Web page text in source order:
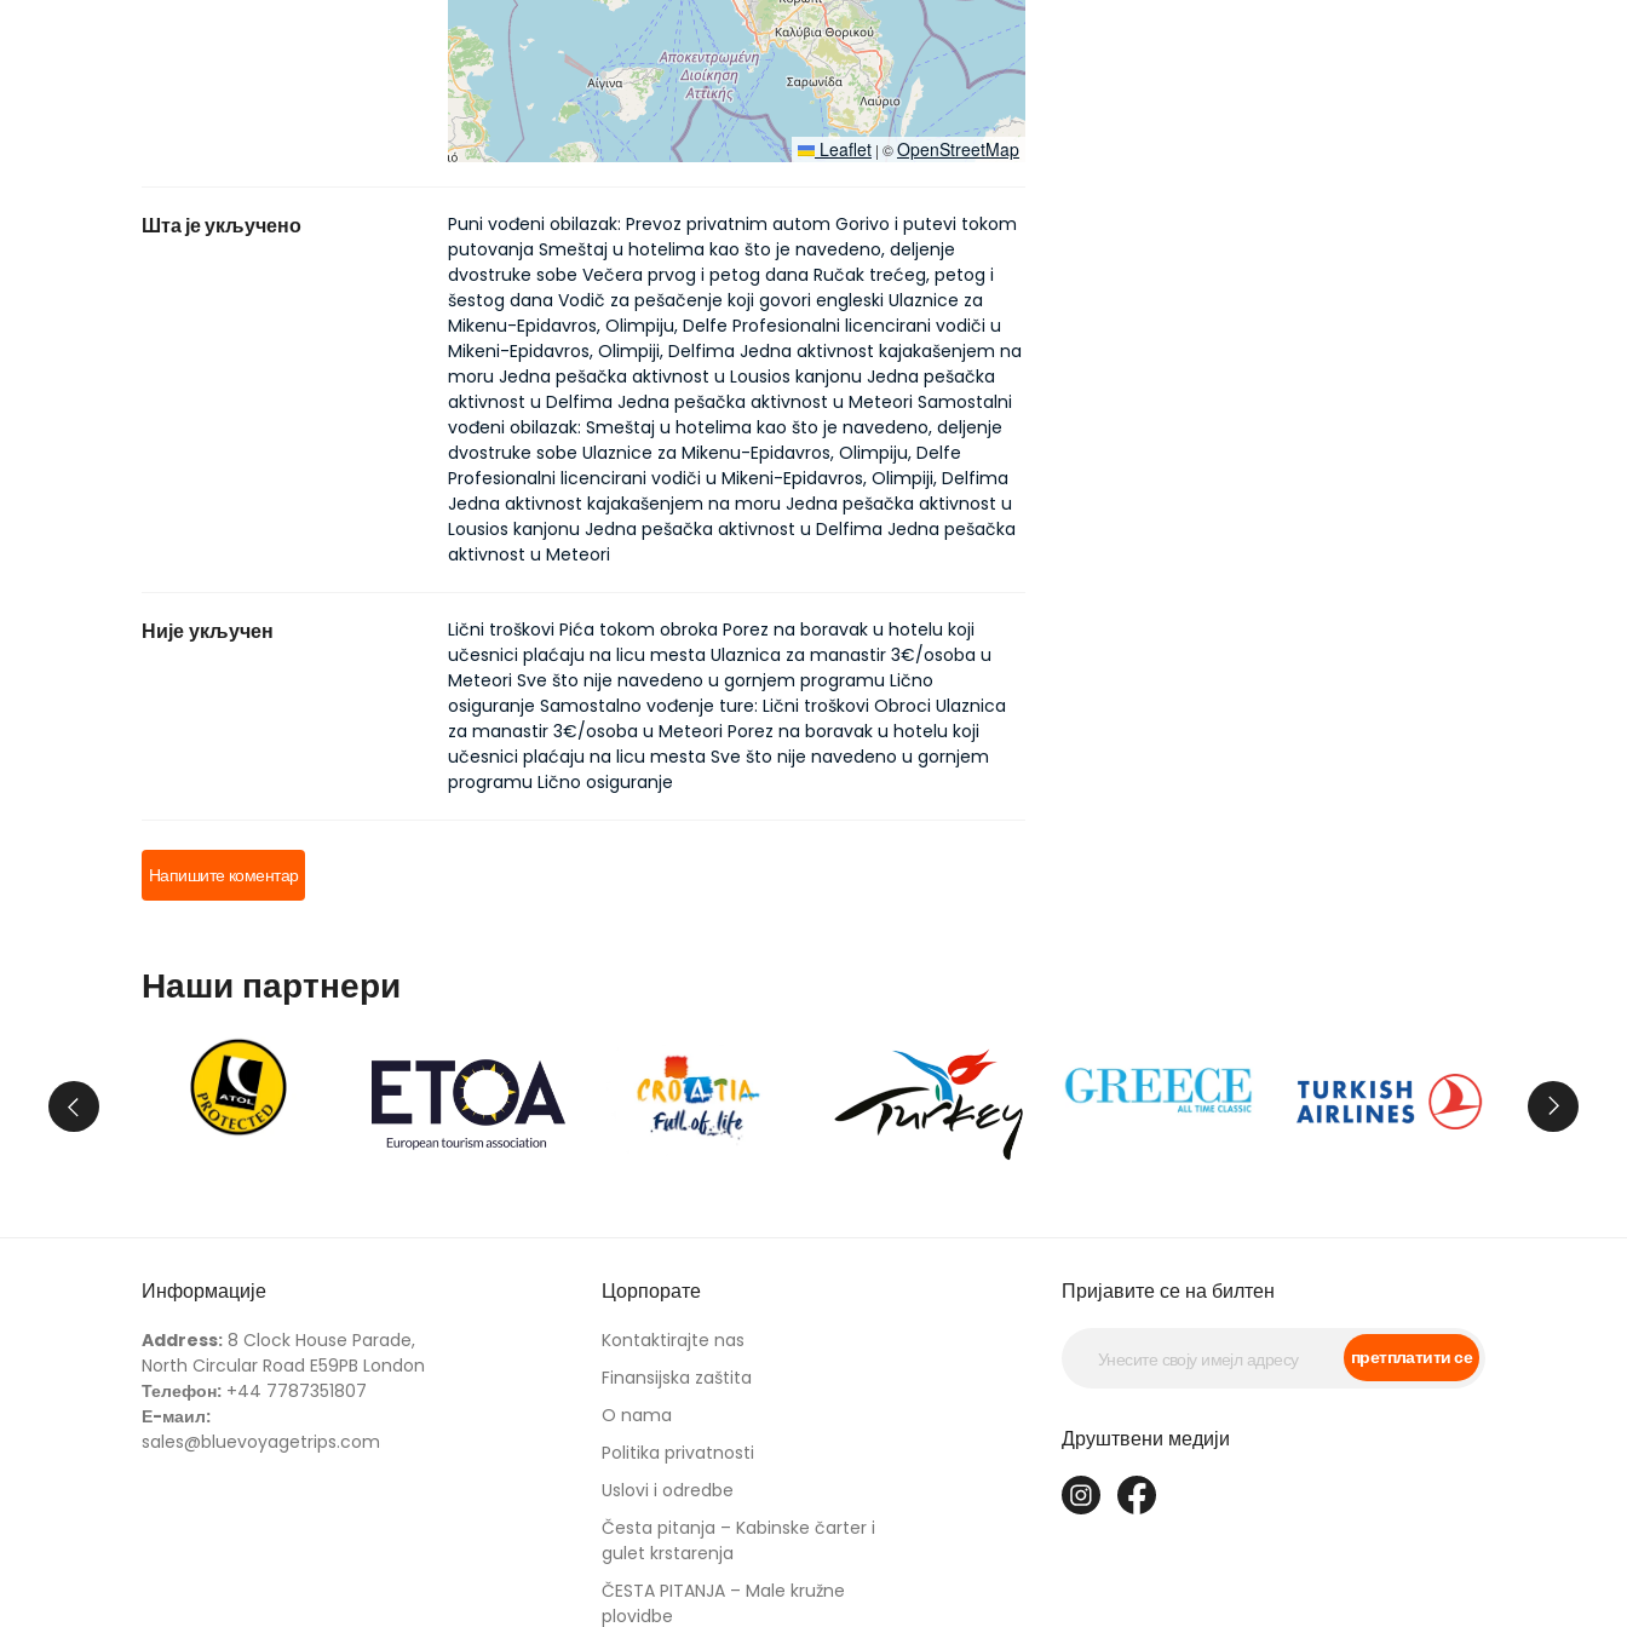
Leaflet | ©OpenStreetMap
Шта је укључено
Puni vođeni obilazak: Prevoz privatnim autom Gorivo i putevi tokom
putovanja Smeštaj u hotelima kao što je navedeno, deljenje
dvostruke sobe Večera prvog i petog dana Ručak trećeg, petog i
šestog dana Vodič za pešačenje koji govori engleski Ulaznice za
Mikenu-Epidavros, Olimpiju, Delfe Profesionalni licencirani vodiči u
Mikeni-Epidavros, Olimpiji, Delfima Jedna aktivnost kajakašenjem na
moru Jedna pešačka aktivnost u Lousios kanjonu Jedna pešačka
aktivnost u Delfima Jedna pešačka aktivnost u Meteori Samostalni
vođeni obilazak: Smeštaj u hotelima kao što je navedeno, deljenje
dvostruke sobe Ulaznice za Mikenu-Epidavros, Olimpiju, Delfe
Profesionalni licencirani vodiči u Mikeni-Epidavros, Olimpiji, Delfima
Jedna aktivnost kajakašenjem na moru Jedna pešačka aktivnost u
Lousios kanjonu Jedna pešačka aktivnost u Delfima Jedna pešačka
aktivnost u Meteori
Није укључен
Lični troškovi Pića tokom obroka Porez na boravak u hotelu koji
učesnici plaćaju na licu mesta Ulaznica za manastir 3€/osoba u
Meteori Sve što nije navedeno u gornjem programu Lično
osiguranje Samostalno vođenje ture: Lični troškovi Obroci Ulaznica
za manastir 3€/osoba u Meteori Porez na boravak u hotelu koji
učesnici plaćaju na licu mesta Sve što nije navedeno u gornjem
programu Lično osiguranje
Напишите коментар
Наши партнери
Информације
Address: 8 Clock House Parade,
North Circular Road E59PB London
Телефон: +44 7787351807
Е-маил:
sales@bluevoyagetrips.com
Цорпорате
Kontaktirajte nas
Finansijska zaštita
O nama
Politika privatnosti
Uslovi i odredbe
Česta pitanja – Kabinske čarter i
gulet krstarenja
ČESTA PITANJA – Male kružne
plovidbe
Пријавите се на билтен
претплатити се
Друштвени медији